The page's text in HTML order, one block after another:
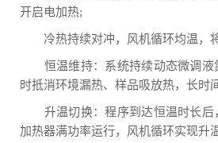
开启电加热;
冷热持续对冲，风机循环均温，
恒温维持：系统持续动态微调液
时抵消环境漏热、样品吸放热，长时
升温切换：程序到达恒温时长后
加热器满功率运行，风机循环实现升